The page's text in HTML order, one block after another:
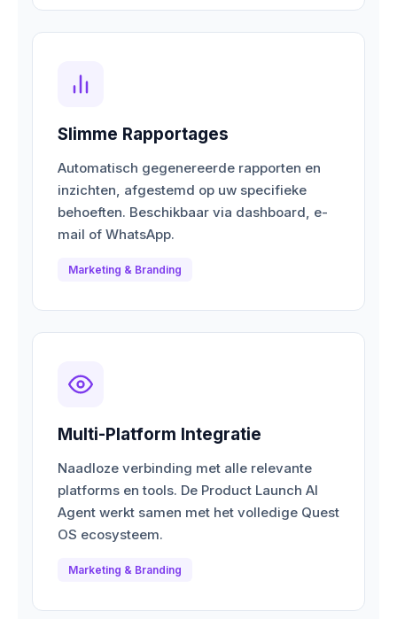
Slimme Rapportages
Automatisch gegenereerde rapporten en
inzichten, afgestemd op uw specifieke
behoeften. Beschikbaar via dashboard, e-
mail of WhatsApp.
Marketing & Branding
Multi-Platform Integratie
Naadloze verbinding met alle relevante
platforms en tools. De Product Launch AI
Agent werkt samen met het volledige Quest
OS ecosysteem.
Marketing & Branding